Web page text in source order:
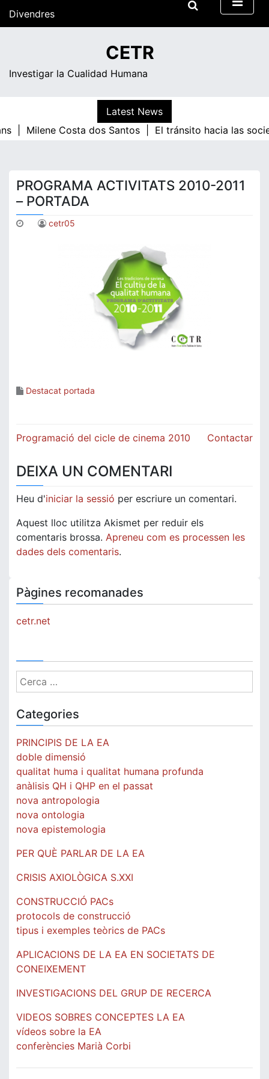
Divendres
CETR
Investigar la Cualidad Humana
Latest News
|
Milene Costa dos Santos | El tránsito hacia las
PROGRAMA ACTIVITATS 2010-2011
– PORTADA
cetr05
Destacat portada
Navegació
Programació del cicle de cinema 2010 Contactar
DEIXA UN COMENTARI
Heu d'iniciar la sessió per escriure un comentari.
Aquest lloc utilitza Akismet per reduir els
comentaris brossa. Apreneu com es processen les
dades dels comentaris.
Pàgines recomanades
cetr.net
Cerca:
Categories
PRINCIPIS DE LA EA
doble dimensió
qualitat huma i qualitat humana profunda
anàlisis QH i QHP en el passat
nova antropologia
nova ontologia
nova epistemologia
PER QUÈ PARLAR DE LA EA
CRISIS AXIOLÒGICA S.XXI
CONSTRUCCIÓ PACs
protocols de construcció
tipus i exemples teòrics de PACs
APLICACIONS DE LA EA EN SOCIETATS DE
CONEIXEMENT
INVESTIGACIONS DEL GRUP DE RECERCA
VIDEOS SOBRES CONCEPTES LA EA
vídeos sobre la EA
conferències Marià Corbi